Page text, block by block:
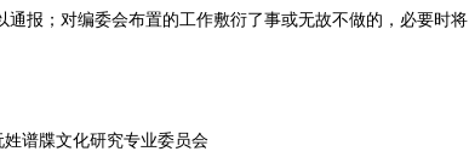
报；对编委会布置的工作敷衍了事或无故不做的，必要时将
业委员会